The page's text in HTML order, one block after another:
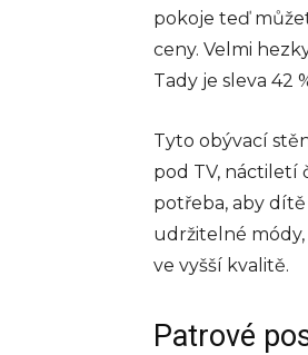
pokoje teď
ceny. Velmi
Tady je sleva 42
Tyto obývací
pod TV, náctiletí
potřeba, aby
udržitelné
ve vyšší kvalitě.
Patrové